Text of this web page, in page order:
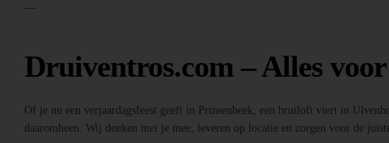
—
Druiventros.com – Alles
Of je nu een verjaardagsfeest geeft in Prinsenbeek, een bruiloft viert in
daaromheen. Wij denken met je mee, leveren op locatie en zorgen voor de